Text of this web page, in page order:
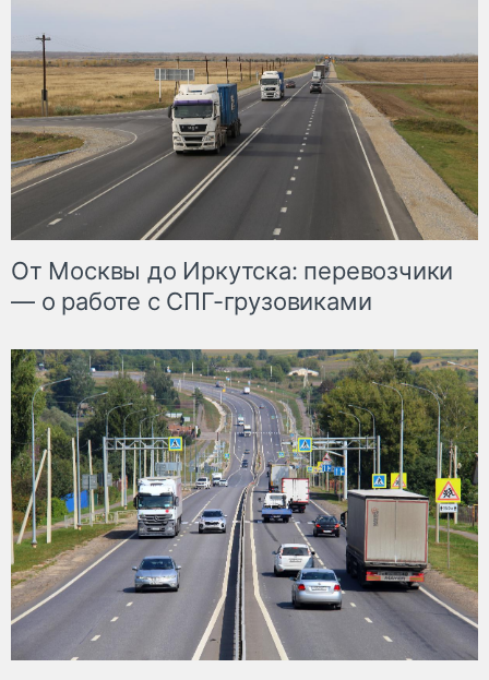
От Москвы до Иркутска: перевозчики
— о работе с СПГ-грузовиками